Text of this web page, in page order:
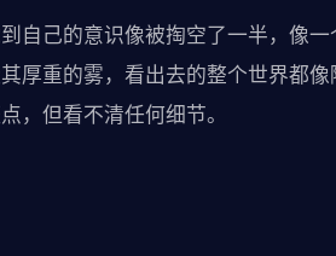
自己的意识像被掏空了一半，像
厚重的雾，看出去的整个世界都
，但看不清任何细节。